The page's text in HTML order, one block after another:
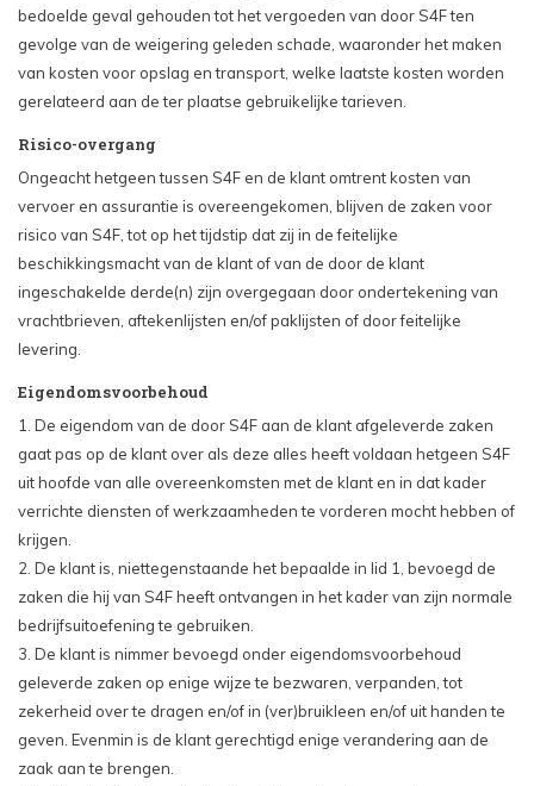
bedoelde geval gehouden tot het vergoeden van door S4F ten
gevolge van de weigering geleden schade, waaronder het maken
van kosten voor opslag en transport, welke laatste kosten worden
gerelateerd aan de ter plaatse gebruikelijke tarieven.
Risico-overgang
Ongeacht hetgeen tussen S4F en de klant omtrent kosten van
vervoer en assurantie is overeengekomen, blijven de zaken voor
risico van S4F, tot op het tijdstip dat zij in de feitelijke
beschikkingsmacht van de klant of van de door de klant
ingeschakelde derde(n) zijn overgegaan door ondertekening van
vrachtbrieven, aftekenlijsten en/of paklijsten of door feitelijke
levering.
Eigendomsvoorbehoud
1. De eigendom van de door S4F aan de klant afgeleverde zaken
gaat pas op de klant over als deze alles heeft voldaan hetgeen S4F
uit hoofde van alle overeenkomsten met de klant en in dat kader
verrichte diensten of werkzaamheden te vorderen mocht hebben of
krijgen.
2. De klant is, niettegenstaande het bepaalde in lid 1, bevoegd de
zaken die hij van S4F heeft ontvangen in het kader van zijn normale
bedrijfsuitoefening te gebruiken.
3. De klant is nimmer bevoegd onder eigendomsvoorbehoud
geleverde zaken op enige wijze te bezwaren, verpanden, tot
zekerheid over te dragen en/of in (ver)bruikleen en/of uit handen te
geven. Evenmin is de klant gerechtigd enige verandering aan de
zaak aan te brengen.